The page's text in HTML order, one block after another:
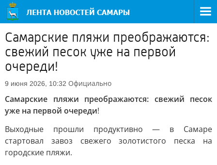
Самарские пляжи преображаются:
свежий песок уже на первой
очереди!
9 июня 2026, 10:32 Официально
Самарские пляжи преображаются: свежий песок
уже на первой очереди!
Выходные прошли продуктивно — в Самаре
стартовал завоз свежего золотистого песка на
городские пляжи.